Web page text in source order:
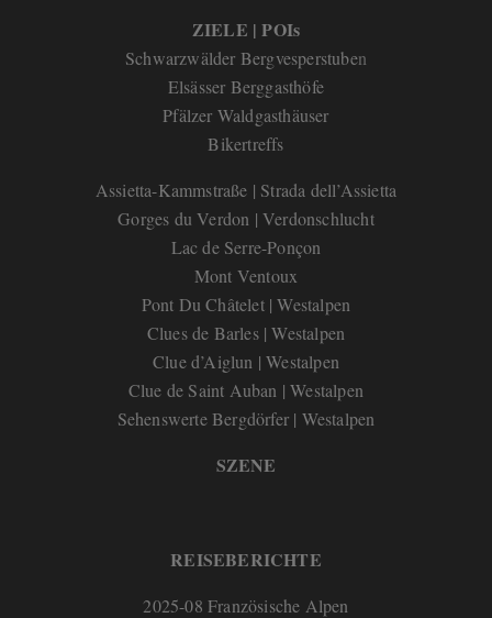
ZIELE | POIs
Schwarzwälder Bergvesperstuben
Elsässer Berggasthöfe
Pfälzer Waldgasthäuser
Bikertreffs
Assietta-Kammstraße | Strada dell’Assietta
Gorges du Verdon | Verdonschlucht
Lac de Serre-Ponçon
Mont Ventoux
Pont Du Châtelet | Westalpen
Clues de Barles | Westalpen
Clue d’Aiglun | Westalpen
Clue de Saint Auban | Westalpen
Sehenswerte Bergdörfer | Westalpen
SZENE
REISEBERICHTE
2025-08 Französische Alpen